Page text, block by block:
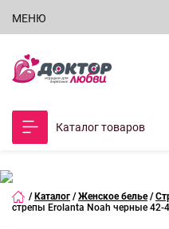
МЕНЮ
Каталог товаров
/ Каталог / Женское белье /
стрепы Erolanta Noah черные 42-